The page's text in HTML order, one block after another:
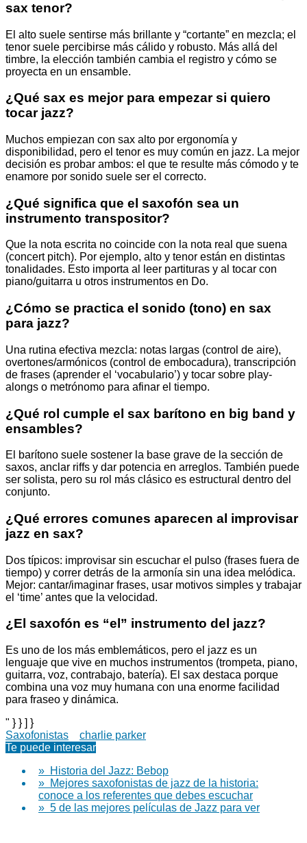
sax tenor?
El alto suele sentirse más brillante y “cortante” en mezcla; el
tenor suele percibirse más cálido y robusto. Más allá del
timbre, la elección también cambia el registro y cómo se
proyecta en un ensamble.
¿Qué sax es mejor para empezar si quiero
tocar jazz?
Muchos empiezan con sax alto por ergonomía y
disponibilidad, pero el tenor es muy común en jazz. La mejor
decisión es probar ambos: el que te resulte más cómodo y te
enamore por sonido suele ser el correcto.
¿Qué significa que el saxofón sea un
instrumento transpositor?
Que la nota escrita no coincide con la nota real que suena
(concert pitch). Por ejemplo, alto y tenor están en distintas
tonalidades. Esto importa al leer partituras y al tocar con
piano/guitarra u otros instrumentos en Do.
¿Cómo se practica el sonido (tono) en sax
para jazz?
Una rutina efectiva mezcla: notas largas (control de aire),
overtones/armónicos (control de embocadura), transcripción
de frases (aprender el ‘vocabulario’) y tocar sobre play-
alongs o metrónomo para afinar el tiempo.
¿Qué rol cumple el sax barítono en big band y
ensambles?
El barítono suele sostener la base grave de la sección de
saxos, anclar riffs y dar potencia en arreglos. También puede
ser solista, pero su rol más clásico es estructural dentro del
conjunto.
¿Qué errores comunes aparecen al improvisar
jazz en sax?
Dos típicos: improvisar sin escuchar el pulso (frases fuera de
tiempo) y correr detrás de la armonía sin una idea melódica.
Mejor: cantar/imaginar frases, usar motivos simples y trabajar
el ‘time’ antes que la velocidad.
¿El saxofón es “el” instrumento del jazz?
Es uno de los más emblemáticos, pero el jazz es un
lenguaje que vive en muchos instrumentos (trompeta, piano,
guitarra, voz, contrabajo, batería). El sax destaca porque
combina una voz muy humana con una enorme facilidad
para fraseo y dinámica.
" } } ] }
Saxofonistas
charlie parker
Te puede interesar
» Historia del Jazz: Bebop
» Mejores saxofonistas de jazz de la historia:
conoce a los referentes que debes escuchar
» 5 de las mejores películas de Jazz para ver